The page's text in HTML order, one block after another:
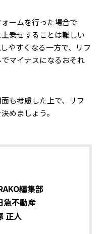
ームを行った場合で
乗せすることは難しい
やすくなる一方で、リフ
マイナスになるおそれ
も考慮した上で、リフ
めましょう。
編集部
急不動産
正人